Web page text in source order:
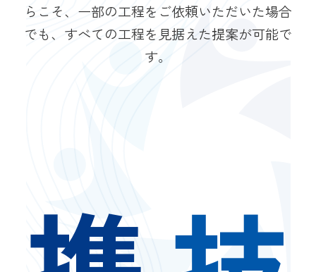
らこそ、一部の工程をご依頼いただいた場合
でも、すべての工程を見据えた提案が可能で
す。